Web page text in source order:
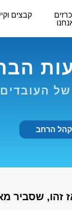
קבצים
הרחב
זהו, שסביר